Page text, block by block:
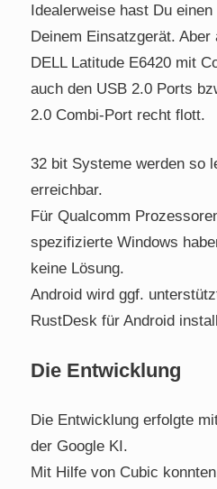
Idealerweise hast Du
Deinem Einsatzgerät. Aber
DELL Latitude E6420 mit
auch den USB 2.0 Ports
2.0 Combi-Port recht flott.
32 bit Systeme werden so
erreichbar.
Für Qualcomm
spezifizierte Windows
keine Lösung.
Android wird ggf.
RustDesk für Android
Die Entwicklung
Die Entwicklung erfolgte
der Google KI.
Mit Hilfe von Cubic